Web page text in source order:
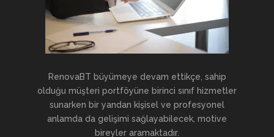
RenovaBT büyümeye devam ettikçe, sahip
olduğu müşteri portföyüne birinci sınıf hizmetler
sunarken bir yandan kişisel ve profesyonel
anlamda da gelişimi sağlayabilecek, motive
bireyler aramaktadır.